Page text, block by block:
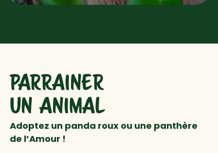
PARRAINER
UN ANIMAL
Adoptez un panda roux ou une panthère
de l’Amour !